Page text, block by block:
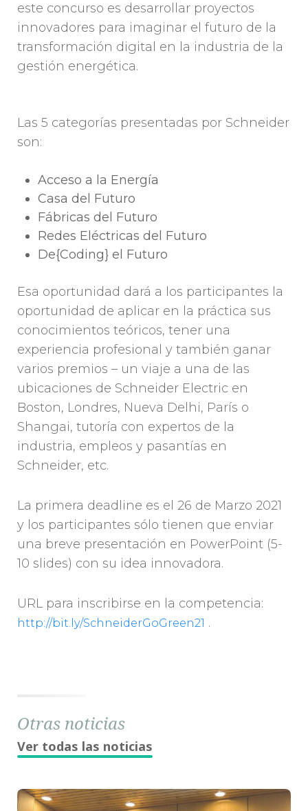
este concurso es desarrollar proyectos
innovadores para imaginar el futuro de la
transformación digital en la industria de la
gestión energética.
Las 5 categorías presentadas por Schneider
son:
Acceso a la Energía
Casa del Futuro
Fábricas del Futuro
Redes Eléctricas del Futuro
De{Coding} el Futuro
Esa oportunidad dará a los participantes la
oportunidad de aplicar en la práctica sus
conocimientos teóricos, tener una
experiencia profesional y también ganar
varios premios – un viaje a una de las
ubicaciones de Schneider Electric en
Boston, Londres, Nueva Delhi, París o
Shangai, tutoría con expertos de la
industria, empleos y pasantías en
Schneider, etc.
La primera deadline es el 26 de Marzo 2021
y los participantes sólo tienen que enviar
una breve presentación en PowerPoint (5-
10 slides) con su idea innovadora.
URL para inscribirse en la competencia:
http://bit.ly/SchneiderGoGreen21 .
Otras noticias
Ver todas las noticias